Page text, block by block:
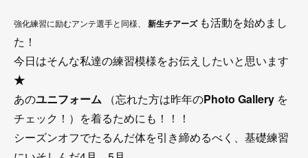
強化練習に励むアンテ選手と同様、 新生チアーズ も活動を始めまし
た！
今日はそんな私達の練習模様をお伝えしたいと思います
★
あのユニフォーム （忘れた方は昨年のPhoto Gallery を
チェック！）を着るためにも！！！
シーズンオフでたるんだ体を引き締めるべく、基礎練習